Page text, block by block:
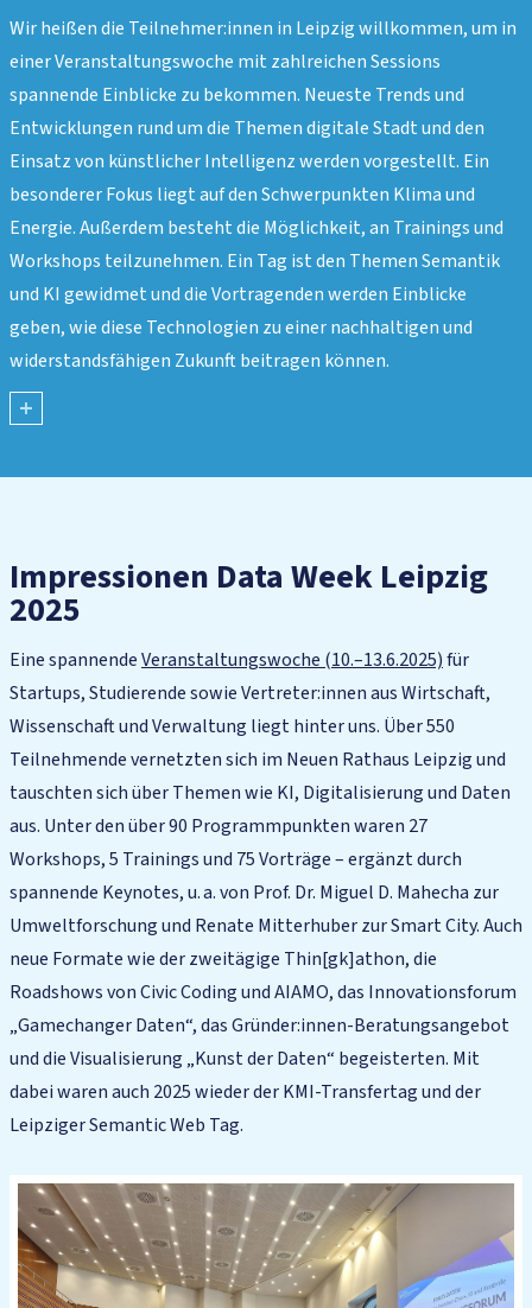
staatlicher Umsetzungskapazitäten auf Bundes-,
Landes- und kommunaler Ebene. Zuvor war sie im
Bereich Public Diplomacy und institutioneller
Transformation tätig. Sie ist Mitgründerin von
DIVERSITRY sowie der Initiative Diplomats of Color. Für
ihr gesellschaftliches und institutionelles Engagement
wurde sie unter anderem als Forbes 30 Under 30
Finalistin, Capital Top 40 Under 40 sowie von Business
Insider als Changemaker ausgezeichnet.
Wir heißen die Teilnehmer:innen in Leipzig willkommen, um in
einer Veranstaltungswoche mit zahlreichen Sessions
spannende Einblicke zu bekommen. Neueste Trends und
Entwicklungen rund um die Themen digitale Stadt und den
Einsatz von künstlicher Intelligenz werden vorgestellt. Ein
besonderer Fokus liegt auf den Schwerpunkten Klima und
Energie. Außerdem besteht die Möglichkeit, an Trainings und
Workshops teilzunehmen. Ein Tag ist den Themen Semantik
und KI gewidmet und die Vortragenden werden Einblicke
geben, wie diese Technologien zu einer nachhaltigen und
widerstandsfähigen Zukunft beitragen können.
Impressionen Data Week Leipzig
2025
Eine spannendeVeranstaltungswoche (10.–13.6.2025)für
Startups, Studierende sowie Vertreter:innen aus Wirtschaft,
Wissenschaft und Verwaltung liegt hinter uns. Über 550
Teilnehmende vernetzten sich im Neuen Rathaus Leipzig und
tauschten sich über Themen wie KI, Digitalisierung und Daten
aus. Unter den über 90 Programmpunkten waren 27
Workshops, 5 Trainings und 75 Vorträge – ergänzt durch
spannende Keynotes, u. a. von Prof. Dr. Miguel D. Mahecha zur
Umweltforschung und Renate Mitterhuber zur Smart City. Auch
neue Formate wie der zweitägige Thin[gk]athon, die
Roadshows von Civic Coding und AIAMO, das Innovationsforum
„Gamechanger Daten“, das Gründer:innen-Beratungsangebot
und die Visualisierung „Kunst der Daten“ begeisterten. Mit
dabei waren auch 2025 wieder der KMI-Transfertag und der
Leipziger Semantic Web Tag.